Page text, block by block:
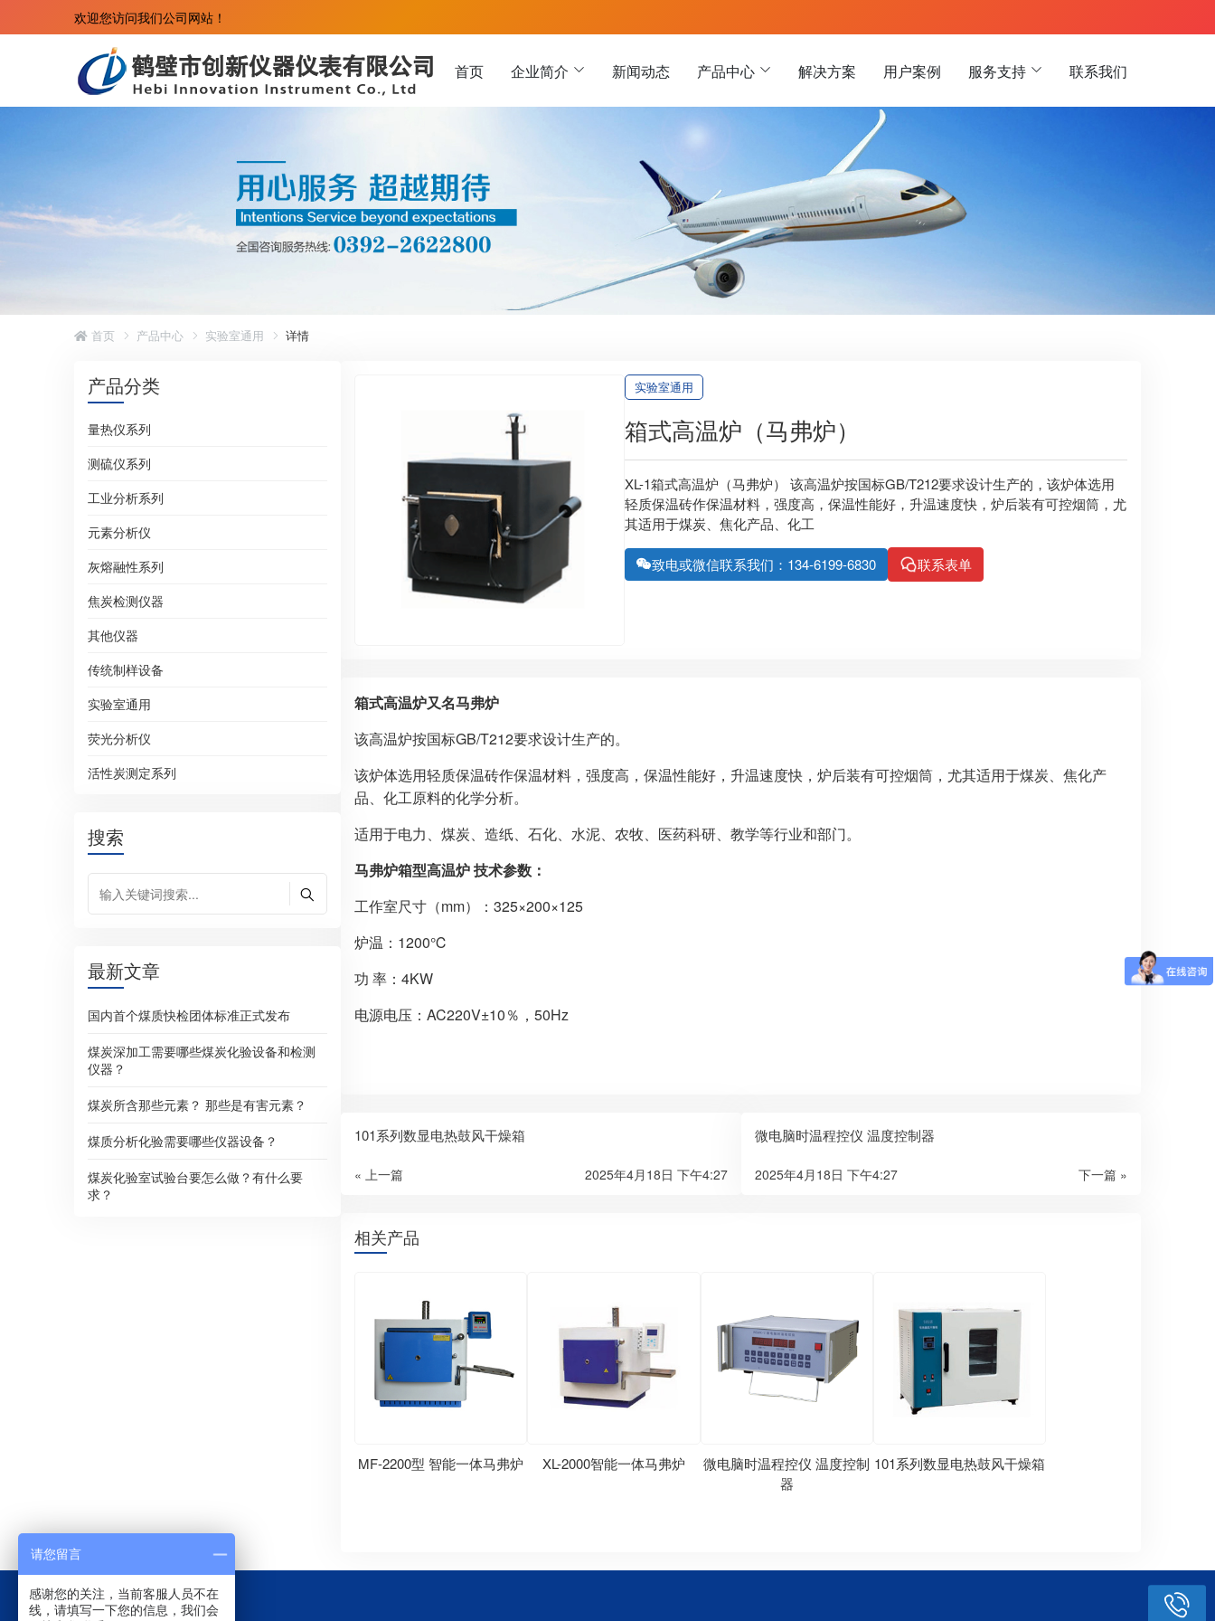
欢迎您访问我们公司网站！
首页 企业简介 新闻动态 产品中心 解决方案 用户案例 服务支持 联系我们
首页 产品中心 实验室通用 详情
产品分类
量热仪系列
测硫仪系列
工业分析系列
元素分析仪
灰熔融性系列
焦炭检测仪器
其他仪器
传统制样设备
实验室通用
荧光分析仪
活性炭测定系列
搜索
最新文章
国内首个煤质快检团体标准正式发布
煤炭深加工需要哪些煤炭化验设备和检测
仪器？
煤炭所含那些元素？ 那些是有害元素？
煤质分析化验需要哪些仪器设备？
煤炭化验室试验台要怎么做？有什么要
求？
实验室通用
箱式高温炉（马弗炉）
XL-1箱式高温炉（马弗炉） 该高温炉按国标GB/T212要求设计生产的，该炉体选用
轻质保温砖作保温材料，强度高，保温性能好，升温速度快，炉后装有可控烟筒，尤
其适用于煤炭、焦化产品、化工
致电或微信联系我们：134-6199-6830 联系表单
箱式高温炉又名马弗炉
该高温炉按国标GB/T212要求设计生产的。
该炉体选用轻质保温砖作保温材料，强度高，保温性能好，升温速度快，炉后装有可控烟筒，尤其适用于煤炭、焦化产
品、化工原料的化学分析。
适用于电力、煤炭、造纸、石化、水泥、农牧、医药科研、教学等行业和部门。
马弗炉箱型高温炉 技术参数：
工作室尺寸（mm）：325×200×125
炉温：1200℃
功 率：4KW
电源电压：AC220V±10％，50Hz
101系列数显电热鼓风干燥箱
« 上一篇 2025年4月18日 下午4:27
微电脑时温程控仪 温度控制器
下一篇 »
2025年4月18日 下午4:27
相关产品
MF-2200型 智能一体马弗炉 XL-2000智能一体马弗炉
微电脑时温程控仪 温度控制
器
101系列数显电热鼓风干燥箱
请您留言
感谢您的关注，当前客服人员不在
线，请填写一下您的信息，我们会